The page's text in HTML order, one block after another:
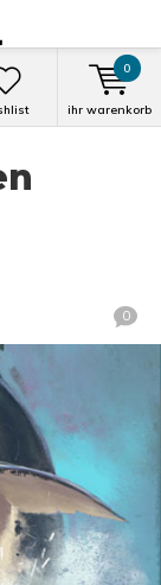
ihr warenkorb
0
0